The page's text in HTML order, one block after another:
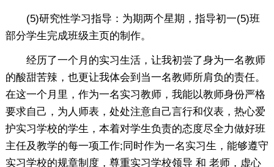
(5)研究性学习指导：为期两个星期，指导初一(5)班
部分学生完成班级主页的制作。
经历了一个月的实习生活，让我初尝了身为一名教师
的酸甜苦辣，也更让我体会到当一名教师所肩负的责任。
在这一个月里，作为一名实习教师，我能以教师身份严格
要求自己，为人师表，处处注意自己言行和仪表，热心爱
护实习学校的学生，本着对学生负责的态度尽全力做好班
主任及教学的每一项工作;同时作为一名实习生，能够遵守
实习学校的规章制度，尊重实习学校领导 和 老师，虚心